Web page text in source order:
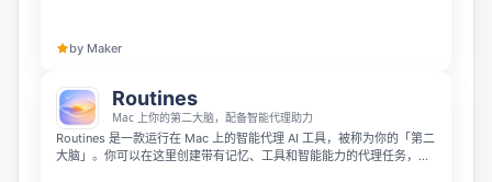
by Maker
Routines
Mac 上你的第二大脑，配备智能代理助力
Routines 是一款运行在 Mac 上的智能代理 AI 工具，被称为你的「第二
大脑」。你可以在这里创建带有记忆、工具和智能能力的代理任务，按